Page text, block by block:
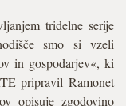
tridelne serije
smo si vzeli
in gospodarjev«, ki
pripravil Ramonet
opisuje zgodovino